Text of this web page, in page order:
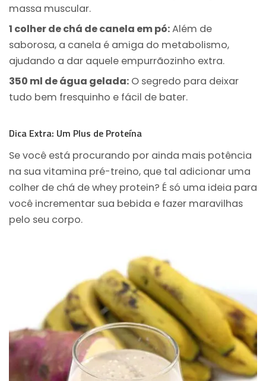
massa muscular.
1 colher de chá de canela em pó:Além de
saborosa, a canela é amiga do metabolismo,
ajudando a dar aquele empurrãozinho extra.
350 ml de água gelada: O segredo para deixar
tudo bem fresquinho e fácil de bater.
Dica Extra: Um Plus de Proteína
Se você está procurando por ainda mais potência
na sua vitamina pré-treino, que tal adicionar uma
colher de chá de whey protein? É só uma ideia para
você incrementar sua bebida e fazer maravilhas
pelo seu corpo.